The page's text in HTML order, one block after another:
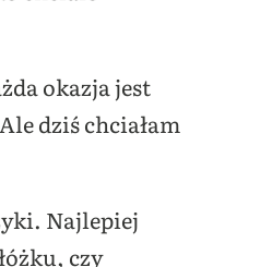
okazja jest
dziś chciałam
Najlepiej
czy